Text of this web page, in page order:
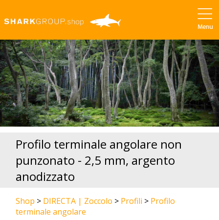
Profilo terminale angolare non
punzonato - 2,5 mm, argento
anodizzato
Shop > DIRECTA | Zoccolo > Profili > Profilo
terminale angolare